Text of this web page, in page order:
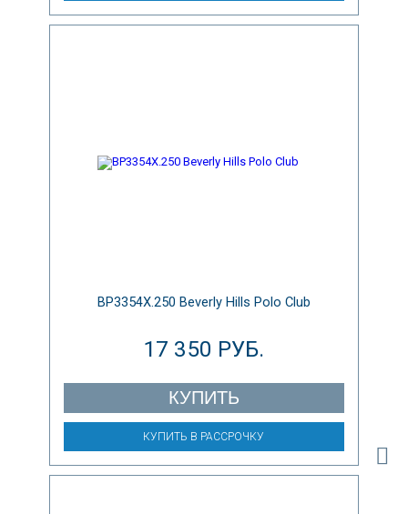
BP3354X.250 Beverly Hills Polo Club
17 350 РУБ.
КУПИТЬ
КУПИТЬ В РАССРОЧКУ